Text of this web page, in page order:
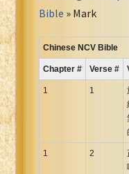
Russian Synodal 1876
Russian Synodal Bible
Spanish RV 1909 Bible
Spanish Sag.
Swahili New Testament
Bible » Mark
Chinese NCV Bible
Chapter # Verse #
1 1
1 2